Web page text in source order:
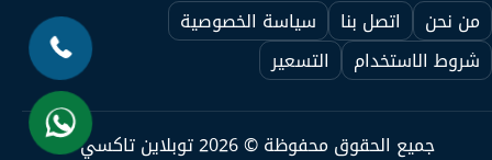
من نحن
اتصل بنا
سياسة الخصوصية
شروط الاستخدام
التسعير
جميع الحقوق محفوظة © 2026 توبلاين تاكسي